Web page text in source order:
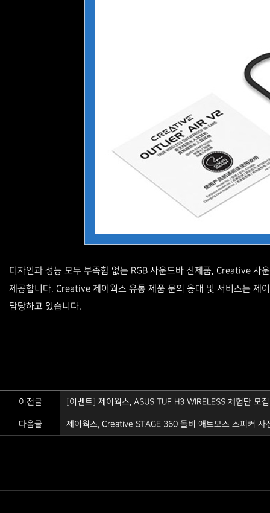
디자인과 성능 모두 부족함 없는 RGB 사운드바 신제품, Creative
제공합니다. Creative 제이웍스 유통 제품 문의 응대 및 서비스는 제
담당하고 있습니다.
이전글 [이벤트] 제이웍스, ASUS TUF H3 WIRELESS 체험단 모집​
다음글 제이웍스, Creative STAGE 360 돌비 애트모스 스피커 사